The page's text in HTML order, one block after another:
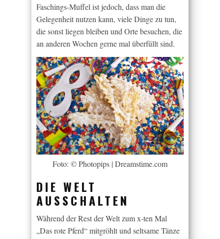
Faschings-Muffel ist jedoch, dass man die
Gelegenheit nutzen kann, viele Dinge zu tun,
die sonst liegen bleiben und Orte besuchen, die
an anderen Wochen gerne mal überfüllt sind.
Foto: © Photopips | Dreamstime.com
DIE WELT
AUSSCHALTEN
Während der Rest der Welt zum x-ten Mal
„Das rote Pferd“ mitgröhlt und seltsame Tänze